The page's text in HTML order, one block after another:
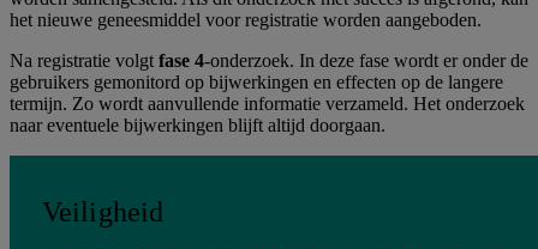
het nieuwe geneesmiddel voor registratie worden aangeboden.
Na registratie volgt fase 4-onderzoek. In deze fase wordt er onder de
gebruikers gemonitord op bijwerkingen en effecten op de langere
termijn. Zo wordt aanvullende informatie verzameld. Het onderzoek
naar eventuele bijwerkingen blijft altijd doorgaan.
Veiligheid